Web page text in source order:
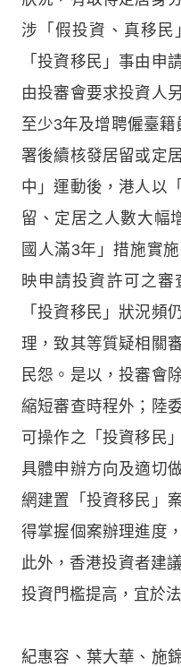
涉「假投資、真移民
「投資移民」事由申
由投審會要求投資人
至少3年及增聘僱臺
署後續核發居留或定
中」運動後，港人以
留、定居之人數大幅
國人滿3年」措施實
映申請投資許可之審
「投資移民」狀況頻
理，致其等質疑相關
民怨。是以，投審會
縮短審查時程外；陸
可操作之「投資移民
具體申辦方向及適切
網建置「投資移民」
得掌握個案辦理進度
此外，香港投資者建
投資門檻提高，宜於
紀惠容、葉大華、施